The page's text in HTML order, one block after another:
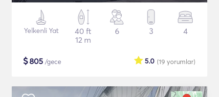
Yelkenli Yat
40 ft
12 m
6 3 4
$805 /gece (19 yorumlar)
5.0